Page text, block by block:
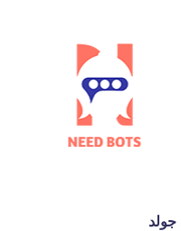
جولد